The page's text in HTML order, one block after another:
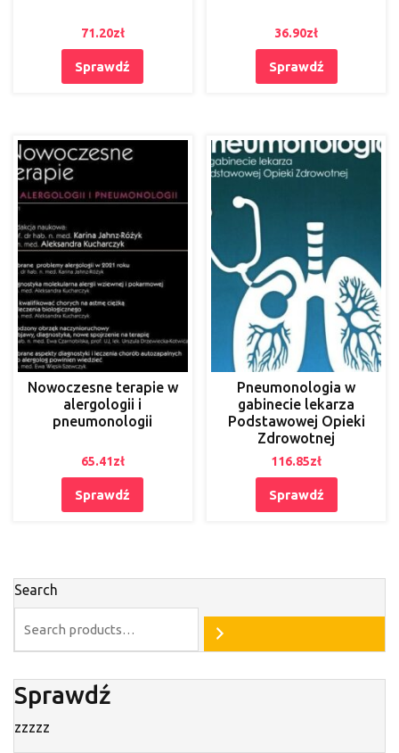
71.20zł
Sprawdź
36.90zł
Sprawdź
Nowoczesne terapie w
alergologii i
pneumonologii
65.41zł
Sprawdź
Pneumonologia w
gabinecie lekarza
Podstawowej Opieki
Zdrowotnej
116.85zł
Sprawdź
Search
Sprawdź
zzzzz